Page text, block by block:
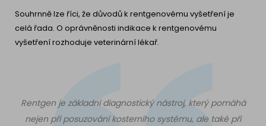
Souhrnně lze říci, že důvodů k rentgenovému vyšetření je
celá řada. O oprávněnosti indikace k rentgenovému
vyšetření rozhoduje veterinární lékař.
Rentgen je základní diagnostický nástroj, který pomáhá
nejen při posuzování kosterního systému, ale také při